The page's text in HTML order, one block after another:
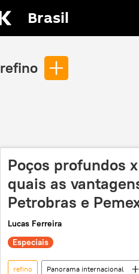
Brasil
refino
Poços profundos
quais as
Petrobras e
Lucas Ferreira
Especiais
refino Panorama internacional